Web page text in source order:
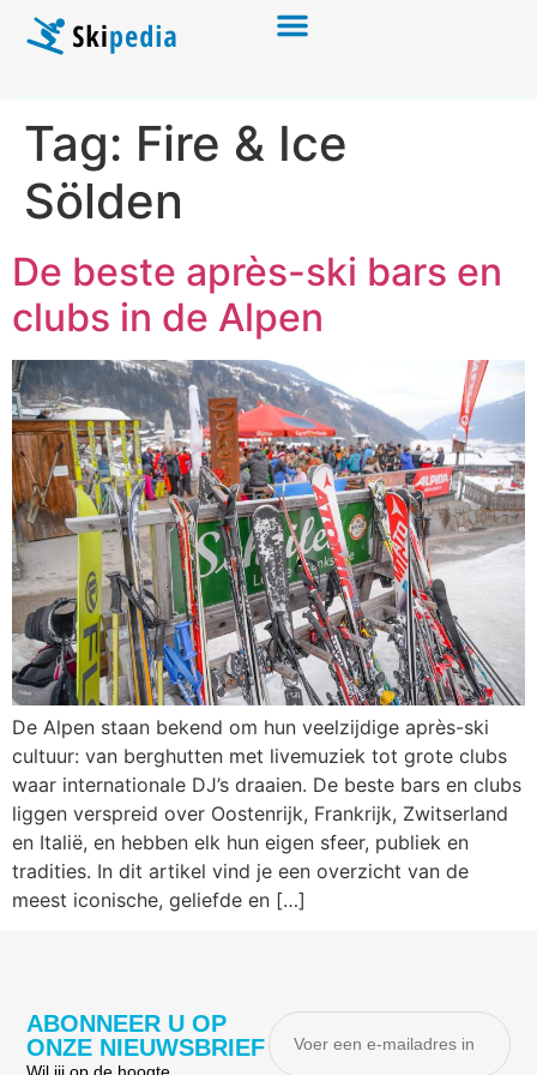
Tag: Fire & Ice
Sölden
De beste après-ski bars en
clubs in de Alpen
De Alpen staan bekend om hun veelzijdige après-ski
cultuur: van berghutten met livemuziek tot grote clubs
waar internationale DJ’s draaien. De beste bars en clubs
liggen verspreid over Oostenrijk, Frankrijk, Zwitserland
en Italië, en hebben elk hun eigen sfeer, publiek en
tradities. In dit artikel vind je een overzicht van de
meest iconische, geliefde en […]
ABONNEER U OP
ONZE NIEUWSBRIEF